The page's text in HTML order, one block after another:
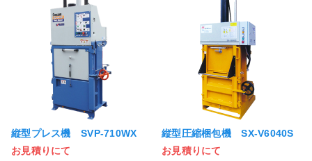
縦型プレス機 SVP-710WX
お見積りにて
縦型圧縮梱包機 SX-V6040S
お見積りにて